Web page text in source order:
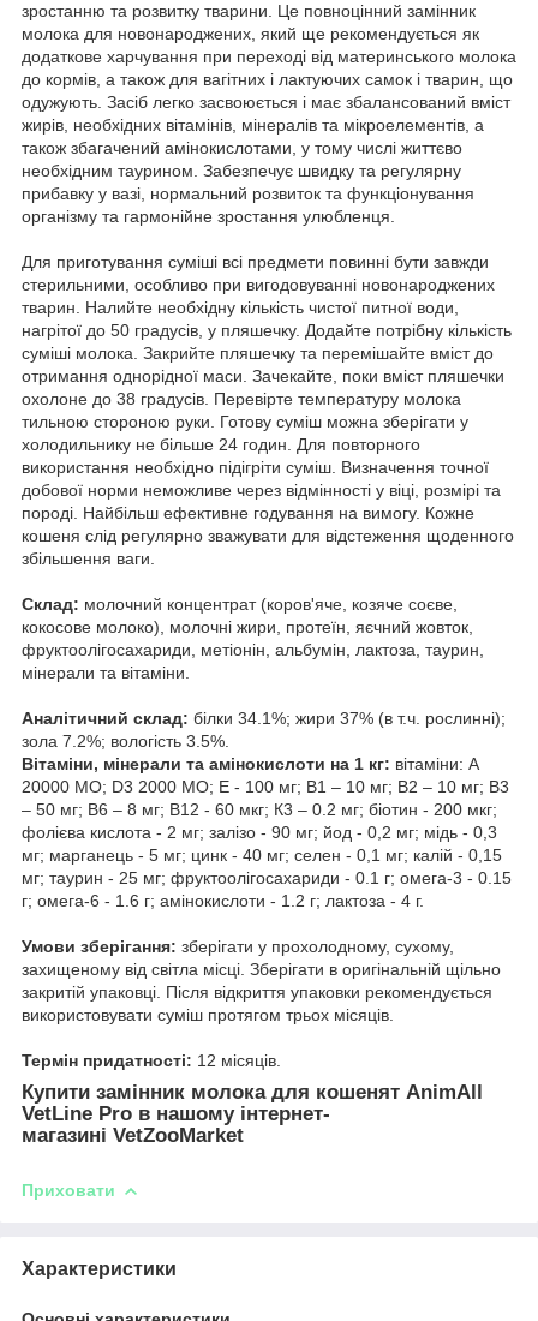
зростанню та розвитку тварини. Це повноцінний замінник
молока для новонароджених, який ще рекомендується як
додаткове харчування при переході від материнського молока
до кормів, а також для вагітних і лактуючих самок і тварин, що
одужують. Засіб легко засвоюється і має збалансований вміст
жирів, необхідних вітамінів, мінералів та мікроелементів, а
також збагачений амінокислотами, у тому числі життєво
необхідним таурином. Забезпечує швидку та регулярну
прибавку у вазі, нормальний розвиток та функціонування
організму та гармонійне зростання улюбленця.
Для приготування суміші всі предмети повинні бути завжди
стерильними, особливо при вигодовуванні новонароджених
тварин. Налийте необхідну кількість чистої питної води,
нагрітої до 50 градусів, у пляшечку. Додайте потрібну кількість
суміші молока. Закрийте пляшечку та перемішайте вміст до
отримання однорідної маси. Зачекайте, поки вміст пляшечки
охолоне до 38 градусів. Перевірте температуру молока
тильною стороною руки. Готову суміш можна зберігати у
холодильнику не більше 24 годин. Для повторного
використання необхідно підігріти суміш. Визначення точної
добової норми неможливе через відмінності у віці, розмірі та
породі. Найбільш ефективне годування на вимогу. Кожне
кошеня слід регулярно зважувати для відстеження щоденного
збільшення ваги.
Склад: молочний концентрат (коров'яче, козяче соєве,
кокосове молоко), молочні жири, протеїн, яєчний жовток,
фруктоолігосахариди, метіонін, альбумін, лактоза, таурин,
мінерали та вітаміни.
Аналітичний склад: білки 34.1%; жири 37% (в т.ч. рослинні);
зола 7.2%; вологість 3.5%.
Вітаміни, мінерали та амінокислоти на 1 кг: вітаміни: A
20000 МО; D3 2000 МО; Е - 100 мг; В1 – 10 мг; В2 – 10 мг; В3
– 50 мг; В6 – 8 мг; В12 - 60 мкг; К3 – 0.2 мг; біотин - 200 мкг;
фолієва кислота - 2 мг; залізо - 90 мг; йод - 0,2 мг; мідь - 0,3
мг; марганець - 5 мг; цинк - 40 мг; селен - 0,1 мг; калій - 0,15
мг; таурин - 25 мг; фруктоолігосахариди - 0.1 г; омега-3 - 0.15
г; омега-6 - 1.6 г; амінокислоти - 1.2 г; лактоза - 4 г.
Умови зберігання: зберігати у прохолодному, сухому,
захищеному від світла місці. Зберігати в оригінальній щільно
закритій упаковці. Після відкриття упаковки рекомендується
використовувати суміш протягом трьох місяців.
Термін придатності: 12 місяців.
Купити замінник молока для кошенят AnimAll
VetLine Pro в нашому інтернет-
магазині VetZooMarket
Приховати
Характеристики